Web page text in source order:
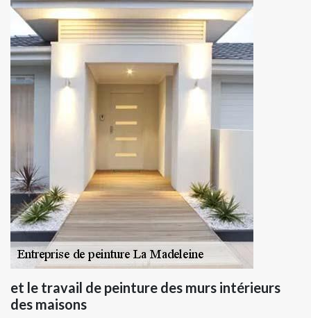
et le travail de peinture des murs intérieurs
des maisons